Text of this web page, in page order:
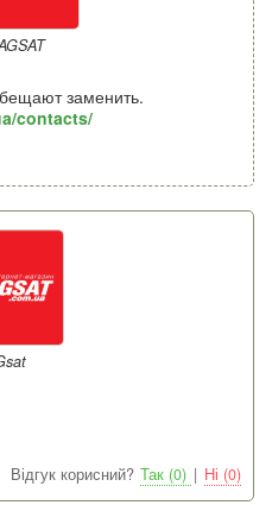
заменить.
contacts/
Відгук корисний? Так (0) | Ні (0)